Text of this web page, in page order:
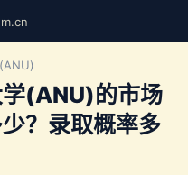
(ANU)的市场
？录取概率多